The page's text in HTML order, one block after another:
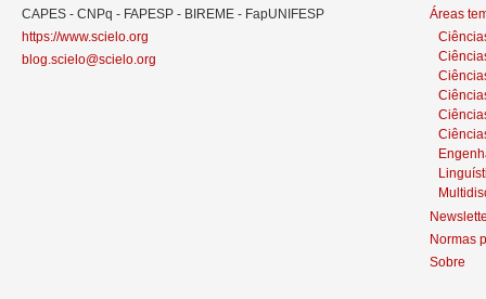
CAPES - CNPq - FAPESP - BIREME - FapUNIFESP
https://www.scielo.org
blog.scielo@scielo.org
Áreas
Normas
Sobre